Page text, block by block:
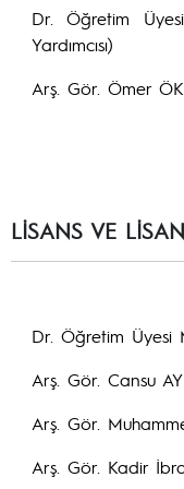
Dr. Öğretim
Yardımcısı)
Arş. Gör. Ömer
LİSANS VE
Dr. Öğretim Üyesi
Arş. Gör. Cansu
Arş. Gör.
Arş. Gör. Kadir